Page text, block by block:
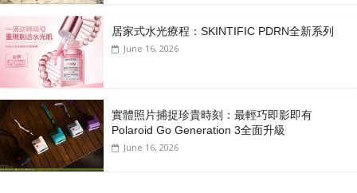
居家式水光療程：SKINTIFIC PDRN全新系列
June 16, 2026
實體照片捕捉珍貴時刻：最輕巧即影即有
Polaroid Go Generation 3全面升級
June 16, 2026